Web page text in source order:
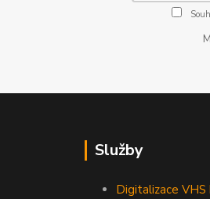
Služby
Digitalizace VHS